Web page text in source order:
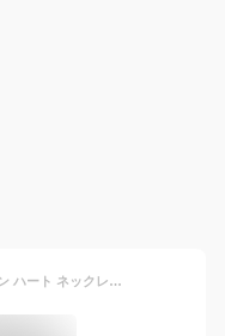
TIFFANY&Co[ティファニー] オープン ハート ネックレス（ミニ）11ｍｍ [tp1041] [並行輸入品]